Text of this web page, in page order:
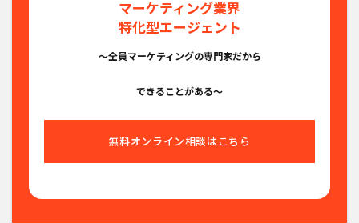
マーケティング業界
特化型エージェント
〜全員マーケティングの専門家だから
できることがある〜
無料オンライン相談はこちら